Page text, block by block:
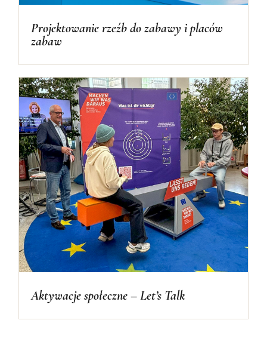
Projektowanie rzeźb do zabawy i placów
zabaw
Aktywacje społeczne – Let’s Talk